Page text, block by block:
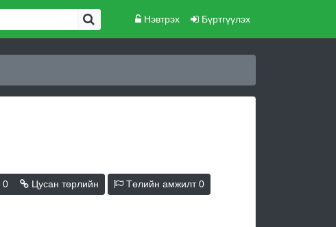
Нэвтрэх Бүртгүүлэх
0 Цусан төрлийн Төлийн амжилт0